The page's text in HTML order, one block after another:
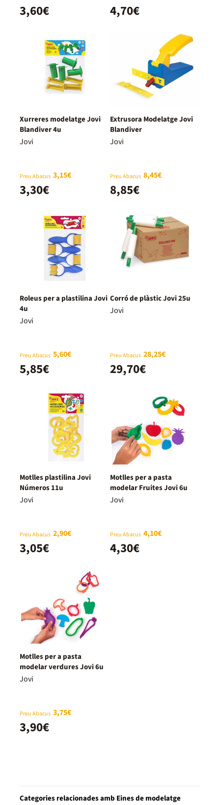
3,60€ 4,70€
Xurreres modelatge Jovi
Blandiver 4u
Jovi
Preu Abacus 3,15€
3,30€
Extrusora Modelatge Jovi
Blandiver
Jovi
Preu Abacus 8,45€
8,85€
Roleus per a plastilina Jovi
4u
Jovi
Preu Abacus 5,60€
5,85€
Corró de plàstic Jovi 25u
Jovi
Preu Abacus 28,25€
29,70€
Motlles plastilina Jovi
Números 11u
Jovi
Preu Abacus 2,90€
3,05€
Motlles per a pasta
modelar Fruites Jovi 6u
Jovi
Preu Abacus 4,10€
4,30€
Motlles per a pasta
modelar verdures Jovi 6u
Jovi
Preu Abacus 3,75€
3,90€
Categories relacionades amb Eines de modelatge